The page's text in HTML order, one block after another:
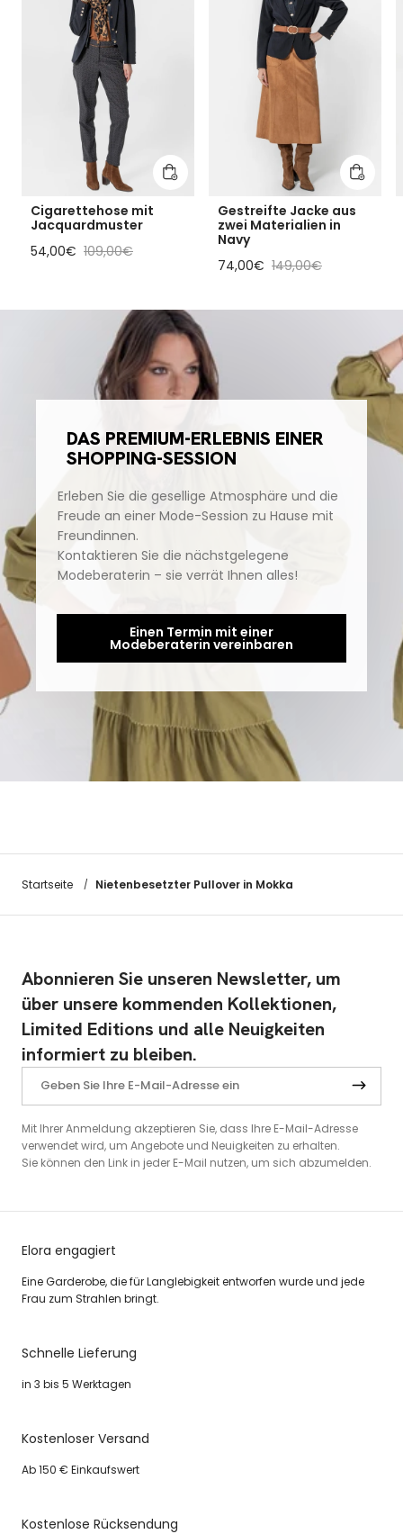
In den Warenkorb legen
Cigarettehose mit
Jacquardmuster
Reduzierter Preis
54,00€ Regulärer Preis
109,00€
In den
Gestreifte Jacke aus
zwei Materialien in
Navy
Reduzierter Preis
74,00€ Regulärer Preis
149,00€
DAS PREMIUM-ERLEBNIS EINER
SHOPPING-SESSION
Erleben Sie die gesellige Atmosphäre und die
Freude an einer Mode-Session zu Hause mit
Freundinnen.
Kontaktieren Sie die nächstgelegene
Modeberaterin – sie verrät Ihnen alles!
Einen Termin mit einer
Modeberaterin vereinbaren
Startseite / Nietenbesetzter Pullover in Mokka
Abonnieren Sie unseren Newsletter, um
über unsere kommenden Kollektionen,
Limited Editions und alle Neuigkeiten
informiert zu bleiben.
Mit Ihrer Anmeldung akzeptieren Sie, dass Ihre E-Mail-Adresse
verwendet wird, um Angebote und Neuigkeiten zu erhalten.
Sie können den Link in jeder E-Mail nutzen, um sich abzumelden.
Elora engagiert
Eine Garderobe, die für Langlebigkeit entworfen wurde und jede
Frau zum Strahlen bringt.
Schnelle Lieferung
in 3 bis 5 Werktagen
Kostenloser Versand
Ab 150 € Einkaufswert
Kostenlose Rücksendung